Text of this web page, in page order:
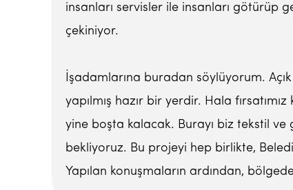
insanları servisler ile insanları götürüp
çekiniyor.
İşadamlarına buradan söylüyorum.
yapılmış hazır bir yerdir. Hala
yine boşta kalacak. Burayı biz tekstil
bekliyoruz. Bu projeyi hep birlikte,
Yapılan konuşmaların ardından,